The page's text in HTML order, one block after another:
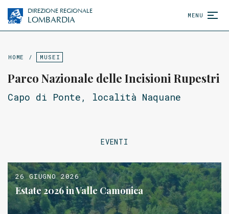
DIREZIONE REGIONALE
LOMBARDIA MENU
HOME / MUSEI
Parco Nazionale delle Incisioni Rupestri
Capo di Ponte, località Naquane
EVENTI
26 GIUGNO 2026
Estate 2026 in Valle Camonica